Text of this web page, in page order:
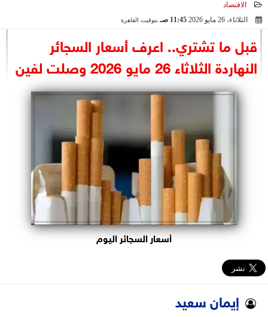
السياسة
الرئاسة
البرلمان
الأحزاب
الاقتصاد
الثلاثاء، 26 مايو 2026
11:45 صـ بتوقيت القاهرة
قبل ما تشتري.. اعرف أسعار السجائر
النهاردة الثلاثاء 26 مايو 2026 وصلت لفين
أسعار السجائر اليوم
إيمان سعيد